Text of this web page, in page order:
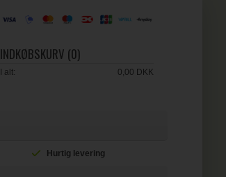
INDKØBSKURV (0)
I alt: 0,00 DKK
Hurtig levering